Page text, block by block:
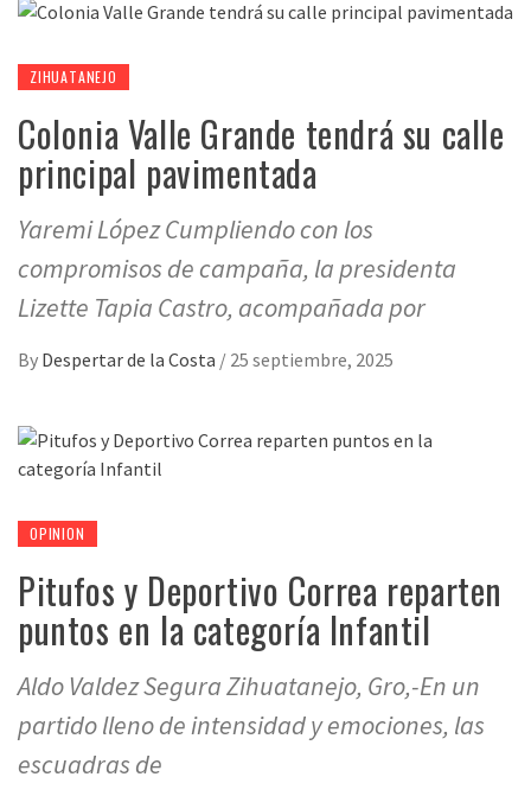
ZIHUATANEJO
Colonia Valle Grande tendrá su calle
principal pavimentada
Yaremi López Cumpliendo con los
compromisos de campaña, la presidenta
Lizette Tapia Castro, acompañada por
By Despertar de la Costa / 25 septiembre, 2025
OPINION
Pitufos y Deportivo Correa reparten
puntos en la categoría Infantil
Aldo Valdez Segura Zihuatanejo, Gro,-En un
partido lleno de intensidad y emociones, las
escuadras de